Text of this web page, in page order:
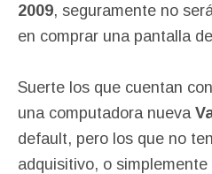
2009, seguramente no
en comprar una pantalla
Suerte los que cuentan
una computadora nueva
default, pero los que no
adquisitivo, o